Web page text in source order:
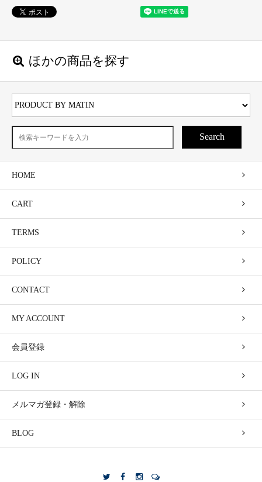
ほかの商品を探す
Search
HOME
CART
TERMS
POLICY
CONTACT
MY ACCOUNT
会員登録
LOG IN
メルマガ登録・解除
BLOG